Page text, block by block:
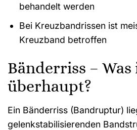
behandelt werden
Bei Kreuzbandrissen ist
Kreuzband betroffen
Bänderriss – Was
überhaupt?
Ein Bänderriss (Bandruptur)
gelenkstabilisierenden